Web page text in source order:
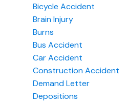
Bicycle Accident
Brain Injury
Burns
Bus Accident
Car Accident
Construction Accident
Demand Letter
Depositions